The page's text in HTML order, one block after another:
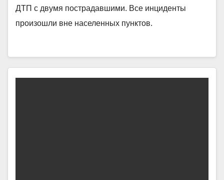
ДТП с двумя пострадавшими. Все инциденты
произошли вне населенных пунктов.